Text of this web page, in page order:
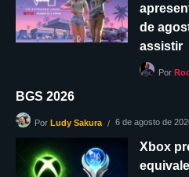
de
assistir
Por
BGS 2026
Por Ludy Sakura 6 de agosto de
Xbox